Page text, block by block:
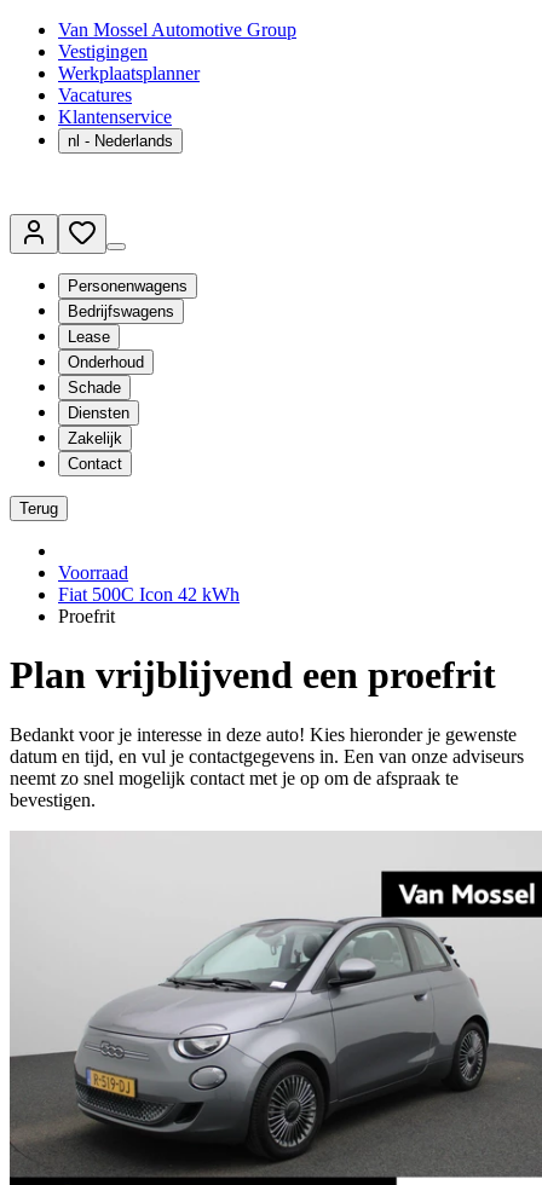
Van Mossel Automotive Group
Vestigingen
Werkplaatsplanner
Vacatures
Klantenservice
nl - Nederlands
Personenwagens
Bedrijfswagens
Lease
Onderhoud
Schade
Diensten
Zakelijk
Contact
Terug
Voorraad
Fiat 500C Icon 42 kWh
Proefrit
Plan vrijblijvend een proefrit
Bedankt voor je interesse in deze auto! Kies hieronder je gewenste
datum en tijd, en vul je contactgegevens in. Een van onze adviseurs
neemt zo snel mogelijk contact met je op om de afspraak te
bevestigen.